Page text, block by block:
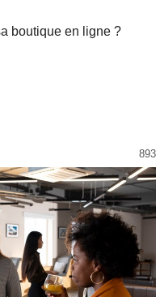
boutique en ligne ?
893